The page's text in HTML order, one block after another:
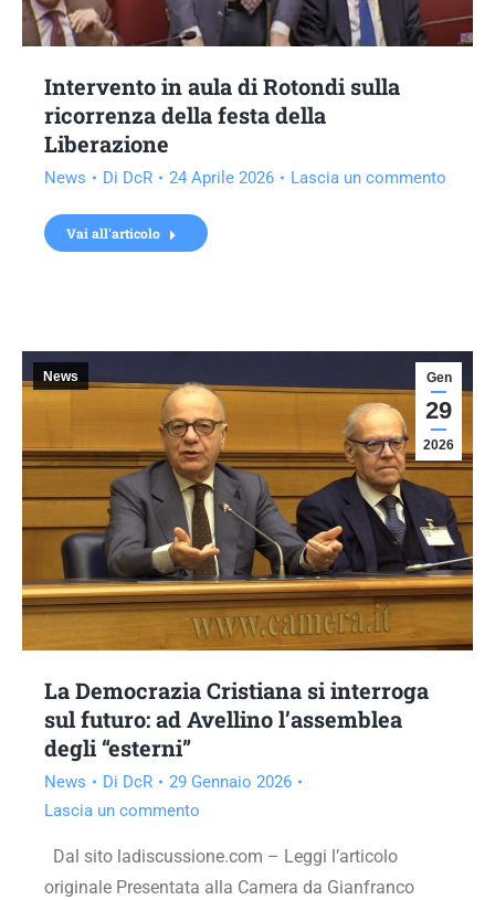
Intervento in aula di Rotondi sulla
ricorrenza della festa della
Liberazione
News Di DcR 24 Aprile 2026 Lascia un commento
Vai all'articolo
Gen
29
2026
News
La Democrazia Cristiana si interroga
sul futuro: ad Avellino l’assemblea
degli “esterni”
News Di DcR
29 Gennaio 2026
Lascia un commento
Dal sito ladiscussione.com – Leggi l’articolo
originale Presentata alla Camera da Gianfranco